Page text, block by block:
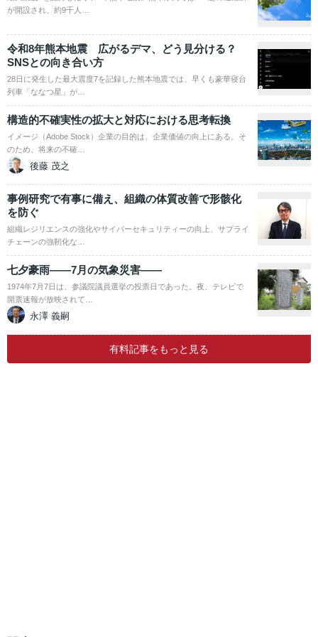
が開設され、約9千人…
令和8年熊本地震 広がるデマ、どう見分ける？
SNSとの向き合い方
28日に発生した最大震度7を記録した熊本地震では、早くも豪華寝台
列車「ななつ星」が…
構造的不確実性の拡大と対応における思考転換
イメージ（Adobe Stock）企業の目的は、企業価値の向上にある。そ
のため、将来の不確…
後藤 茂之
事例研究で有事に備え、組織の体質改善で形骸化
を防ぐ
組織レジリエンスの強化やサイバーセキュリティーの向上、サプライ
チェーンの強靭化な…
七夕豪雨――7月の気象災害――
1974年7月7日は、参議院議員選挙の投票日であった。夜、テレビで
開票速報が放映されて…
永澤 義嗣
有料記事をもっと見る